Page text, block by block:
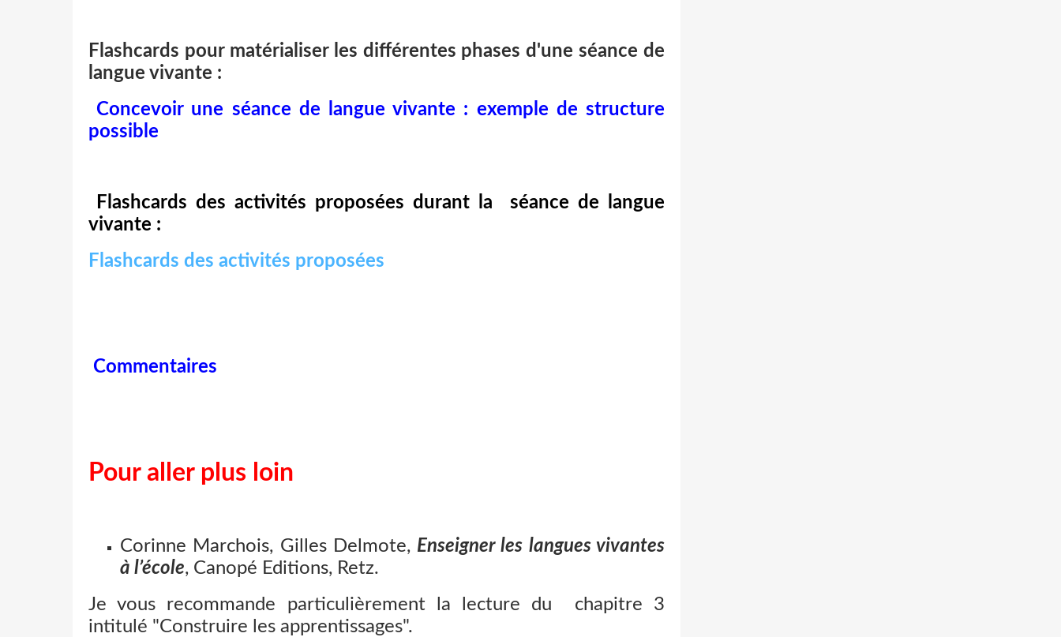
Flashcards pour matérialiser les différentes phases d'une séance de
langue vivante :
Concevoir une séance de langue vivante : exemple de structure
possible
Flashcards des activités proposées durant la séance de langue
vivante :
Flashcards des activités proposées
Commentaires
Pour aller plus loin
Corinne Marchois, Gilles Delmote, Enseigner les langues vivantes
à l’école, Canopé Editions, Retz.
Je vous recommande particulièrement la lecture du chapitre 3
intitulé "Construire les apprentissages".